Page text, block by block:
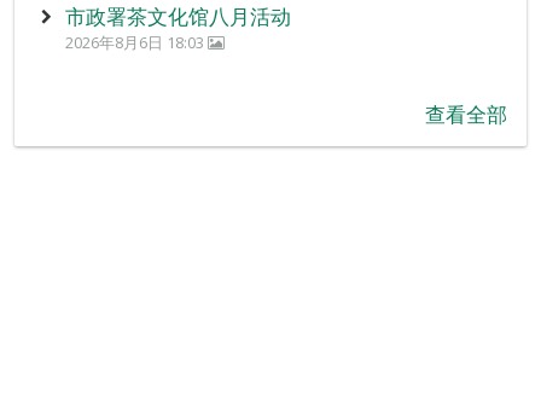
市政署茶文化馆八月活动
2026年8月6日 18:03
查看全部